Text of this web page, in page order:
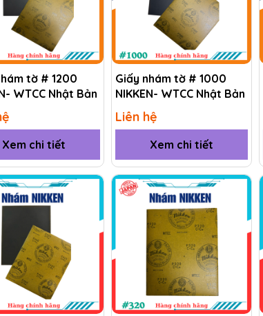
tờ # 1200
WTCC Nhật Bản
Xem chi tiết
Giấy nhám tờ # 1000
NIKKEN- WTCC Nhật Bản
Liên hệ
Xem chi tiết